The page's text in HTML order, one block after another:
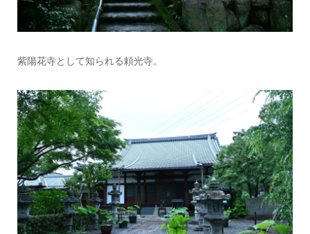
紫陽花寺として知られる頼光寺。